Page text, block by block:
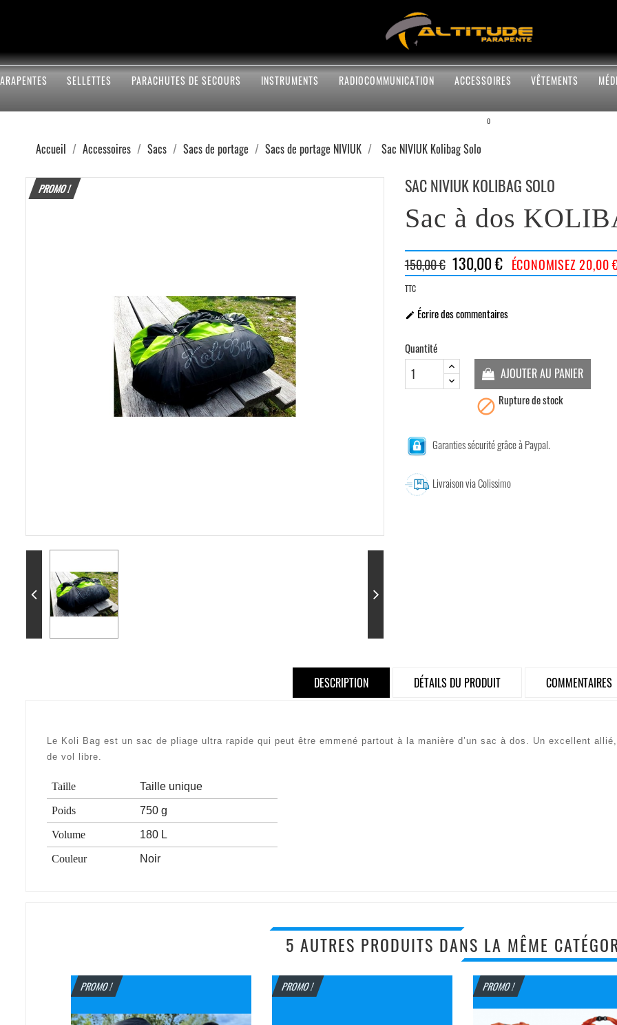
SELLETTES PARACHUTES DE SECOURS INSTRUMENTS RADIOCOMMUNICATION ACCESSOIRES VÊTEMENTS
0
Accueil Accessoires Sacs Sacs de portage Sacs de portage NIVIUK Sac NIVIUK Kolibag Solo
PROMO ! SAC NIVIUK KOLIBAG SOLO
Sac à dos
130,00 € ÉCONOMISEZ 20,00
150,00 €
TTC
 Écrire des commentaires
Quantité
AJOUTER AU PANIER
 Rupture de stock
Garanties sécurité grâce à Paypal.
Livraison via Colissimo
DESCRIPTION DÉTAILS DU PRODUIT COMMENTAIRES
Le Koli Bag est un sac de pliage ultra rapide qui peut être emmené partout à la manière d’un sac à dos. Un excellent
de vol libre.
Taille Taille unique
Poids 750 g
Volume 180 L
Couleur Noir
5 AUTRES PRODUITS DANS LA MÊME
PROMO ! PROMO ! PROMO !